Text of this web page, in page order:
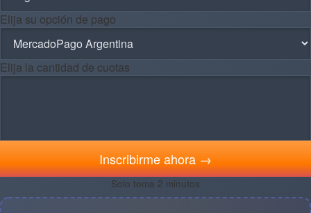
Elija su opción de pago
Elija la cantidad de cuotas
Inscribirme ahora →
Solo toma 2 minutos